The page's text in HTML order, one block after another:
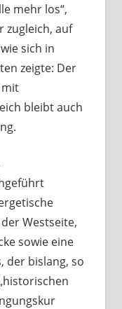
mehr los“,
zugleich, auf
sich in
zeigte: Der
bleibt auch
Westseite,
sowie eine
der bislang, so